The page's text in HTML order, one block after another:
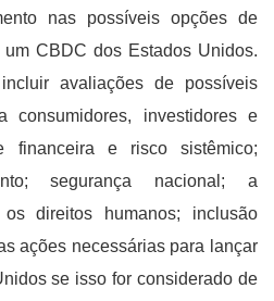
nas possíveis opções de
CBDC dos Estados Unidos.
avaliações de possíveis
consumidores, investidores e
financeira e risco sistêmico;
segurança nacional; a
direitos humanos; inclusão
ações necessárias para lançar
se isso for considerado de